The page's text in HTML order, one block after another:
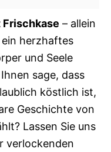
– allein
herzhaftes
und Seele
sage, dass
köstlich ist,
Geschichte von
Lassen Sie uns
verlockenden